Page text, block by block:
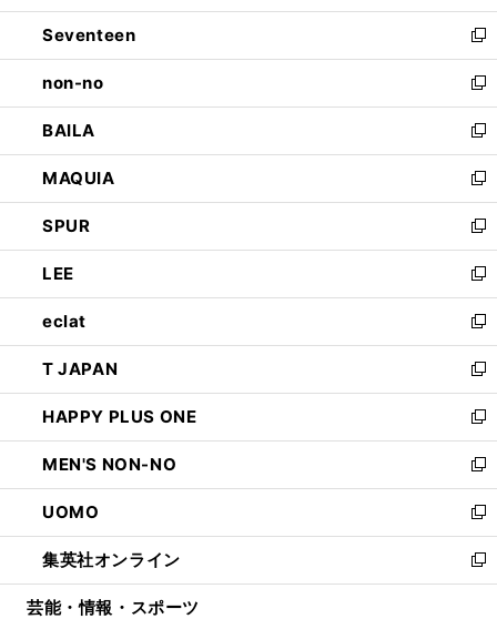
開
く
ウ
で
開
く
ン
ド
ウ
で
開
く
Seventeen
新
し
い
ウ
ィ
ン
ド
ウ
で
開
く
non-no
新
し
い
ウ
ィ
ン
ド
ウ
で
開
く
BAILA
新
し
い
ウ
ィ
ン
ド
ウ
で
開
く
MAQUIA
新
し
い
ウ
ィ
ン
ド
ウ
で
開
く
SPUR
新
し
い
ウ
ィ
ン
ド
ウ
で
開
く
LEE
新
し
い
ウ
ィ
ン
ド
ウ
で
開
く
eclat
新
し
い
ウ
ィ
ン
ド
ウ
で
開
く
T JAPAN
新
し
い
ウ
ィ
ン
ド
ウ
で
開
HAPPY PLUS ONE
新
し
い
ウ
ィ
ン
ド
ウ
MEN'S NON-NO
新
し
い
ウ
ィ
ン
UOMO
新
し
い
ウ
集英社オンライン
新
し
芸能・情報・スポーツ